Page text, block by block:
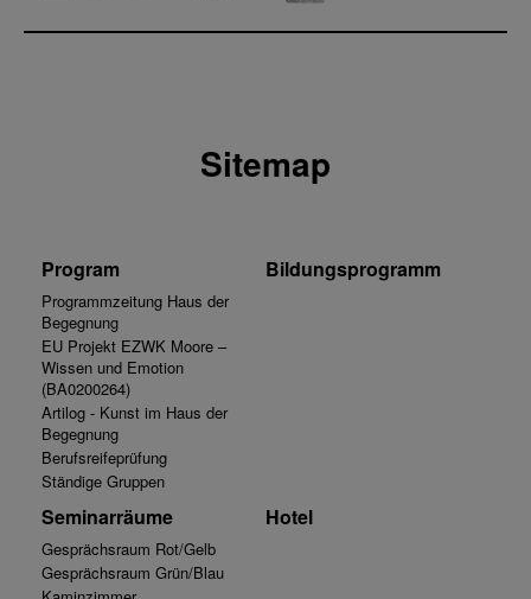
Sitemap
Program
Programmzeitung Haus der
Begegnung
EU Projekt EZWK Moore –
Wissen und Emotion
(BA0200264)
Artilog - Kunst im Haus der
Begegnung
Berufsreifeprüfung
Ständige Gruppen
Bildungsprogramm
Seminarräume
Gesprächsraum Rot/Gelb
Gesprächsraum Grün/Blau
Hotel